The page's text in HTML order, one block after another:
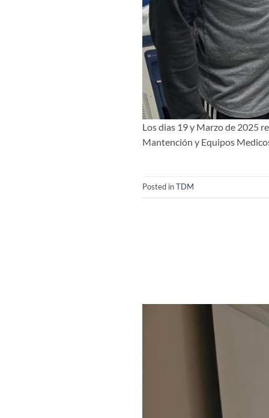
Los dias 19 y Marzo de 2025
Mantención y Equipos
Posted inTDM